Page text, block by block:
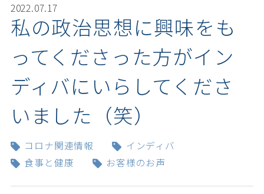
2022.07.17
私の政治思想に興味をも
ってくださった方がイン
ディバにいらしてくださ
いました（笑）
コロナ関連情報
インディバ
食事と健康
お客様のお声